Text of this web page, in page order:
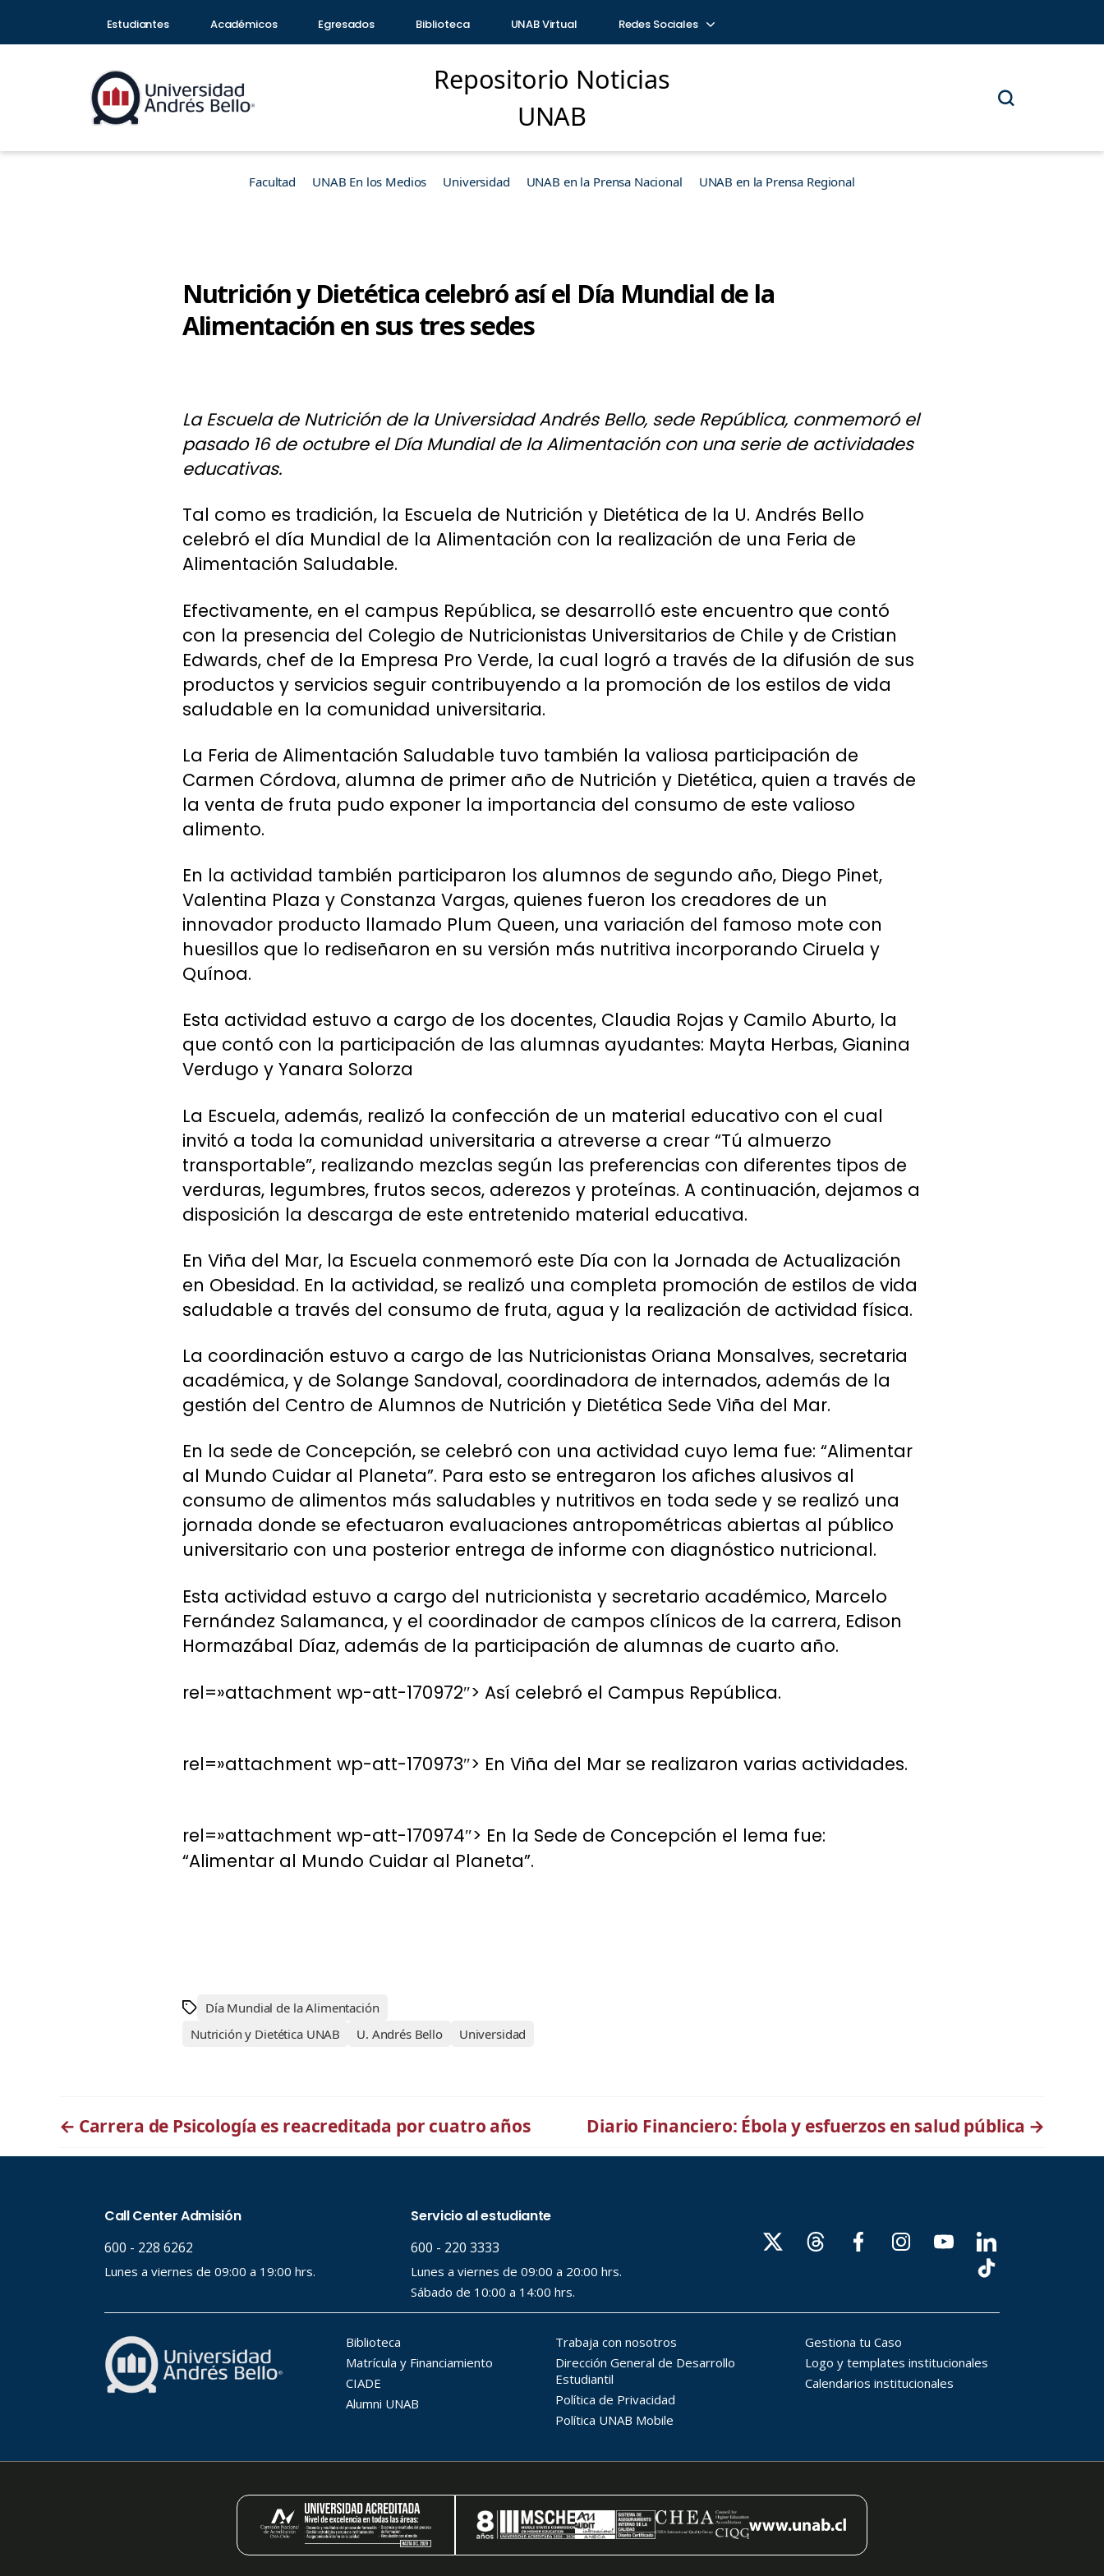
Estudiantes Académicos Egresados Biblioteca UNAB Virtual Redes Sociales
Repositorio Noticias
UNAB
Facultad UNAB En los Medios Universidad UNAB en la Prensa Nacional UNAB en la Prensa Regional
Nutrición y Dietética celebró así el Día Mundial de la
Alimentación en sus tres sedes
La Escuela de Nutrición de la Universidad Andrés Bello, sede República, conmemoró el
pasado 16 de octubre el Día Mundial de la Alimentación con una serie de actividades
educativas.
Tal como es tradición, la Escuela de Nutrición y Dietética de la U. Andrés Bello
celebró el día Mundial de la Alimentación con la realización de una Feria de
Alimentación Saludable.
Efectivamente, en el campus República, se desarrolló este encuentro que contó
con la presencia del Colegio de Nutricionistas Universitarios de Chile y de Cristian
Edwards, chef de la Empresa Pro Verde, la cual logró a través de la difusión de sus
productos y servicios seguir contribuyendo a la promoción de los estilos de vida
saludable en la comunidad universitaria.
La Feria de Alimentación Saludable tuvo también la valiosa participación de
Carmen Córdova, alumna de primer año de Nutrición y Dietética, quien a través de
la venta de fruta pudo exponer la importancia del consumo de este valioso
alimento.
En la actividad también participaron los alumnos de segundo año, Diego Pinet,
Valentina Plaza y Constanza Vargas, quienes fueron los creadores de un
innovador producto llamado Plum Queen, una variación del famoso mote con
huesillos que lo rediseñaron en su versión más nutritiva incorporando Ciruela y
Quínoa.
Esta actividad estuvo a cargo de los docentes, Claudia Rojas y Camilo Aburto, la
que contó con la participación de las alumnas ayudantes: Mayta Herbas, Gianina
Verdugo y Yanara Solorza
La Escuela, además, realizó la confección de un material educativo con el cual
invitó a toda la comunidad universitaria a atreverse a crear “Tú almuerzo
transportable”, realizando mezclas según las preferencias con diferentes tipos de
verduras, legumbres, frutos secos, aderezos y proteínas. A continuación, dejamos a
disposición la descarga de este entretenido material educativa.
En Viña del Mar, la Escuela conmemoró este Día con la Jornada de Actualización
en Obesidad. En la actividad, se realizó una completa promoción de estilos de vida
saludable a través del consumo de fruta, agua y la realización de actividad física.
La coordinación estuvo a cargo de las Nutricionistas Oriana Monsalves, secretaria
académica, y de Solange Sandoval, coordinadora de internados, además de la
gestión del Centro de Alumnos de Nutrición y Dietética Sede Viña del Mar.
En la sede de Concepción, se celebró con una actividad cuyo lema fue: “Alimentar
al Mundo Cuidar al Planeta”. Para esto se entregaron los afiches alusivos al
consumo de alimentos más saludables y nutritivos en toda sede y se realizó una
jornada donde se efectuaron evaluaciones antropométricas abiertas al público
universitario con una posterior entrega de informe con diagnóstico nutricional.
Esta actividad estuvo a cargo del nutricionista y secretario académico, Marcelo
Fernández Salamanca, y el coordinador de campos clínicos de la carrera, Edison
Hormazábal Díaz, además de la participación de alumnas de cuarto año.
rel=»attachment wp-att-170972″> Así celebró el Campus República.
rel=»attachment wp-att-170973″> En Viña del Mar se realizaron varias actividades.
rel=»attachment wp-att-170974″> En la Sede de Concepción el lema fue:
“Alimentar al Mundo Cuidar al Planeta”.
Día Mundial de la Alimentación
Nutrición y Dietética UNAB
U. Andrés Bello Universidad
← Carrera de Psicología es reacreditada por cuatro años Diario Financiero: Ébola y esfuerzos en salud pública →